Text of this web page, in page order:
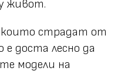
живот.
които страдат от
е доста лесно да
модели на